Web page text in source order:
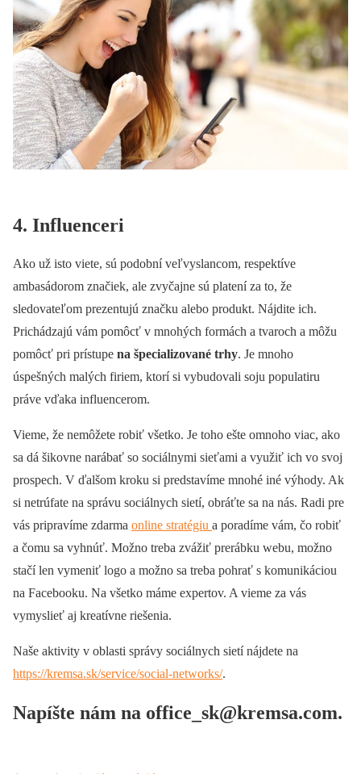
4. Influenceri
Ako už isto viete, sú podobní veľvyslancom, respektíve
ambasádorom značiek, ale zvyčajne sú platení za to, že
sledovateľom prezentujú značku alebo produkt. Nájdite ich.
Prichádzajú vám pomôcť v mnohých formách a tvaroch a môžu
pomôcť pri prístupe na špecializované trhy. Je mnoho
úspešných malých firiem, ktorí si vybudovali soju populatiru
práve vďaka influencerom.
Vieme, že nemôžete robiť všetko. Je toho ešte omnoho viac, ako
sa dá šikovne narábať so sociálnymi sieťami a využiť ich vo svoj
prospech. V ďalšom kroku si predstavíme mnohé iné výhody. Ak
si netrúfate na správu sociálnych sietí, obráťte sa na nás. Radi pre
vás pripravíme zdarma online stratégiu a poradíme vám, čo robiť
a čomu sa vyhnúť. Možno treba zvážiť prerábku webu, možno
stačí len vymeniť logo a možno sa treba pohrať s komunikáciou
na Facebooku. Na všetko máme expertov. A vieme za vás
vymyslieť aj kreatívne riešenia.
Naše aktivity v oblasti správy sociálnych sietí nájdete na
https://kremsa.sk/service/social-networks/.
Napíšte nám na office_sk@kremsa.com.